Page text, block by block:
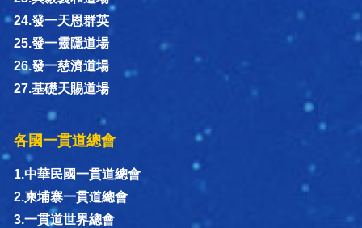
24.發一天恩群英
25.發一靈隱道場
26.發一慈濟道場
27.基礎天賜道場
各國一貫道總會
1.中華民國一貫道總會
2.柬埔寨一貫道總會
3.一貫道世界總會